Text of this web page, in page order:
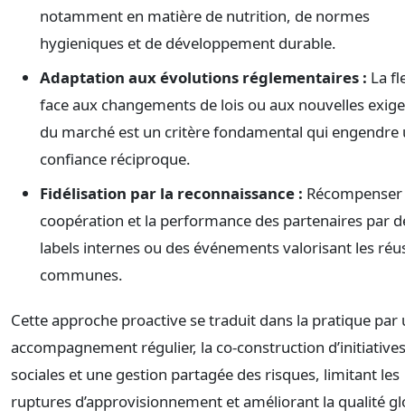
notamment en matière de nutrition, de normes
hygieniques et de développement durable.
Adaptation aux évolutions réglementaires : La
face aux changements de lois ou aux nouvelles
du marché est un critère fondamental qui engendre
confiance réciproque.
Fidélisation par la reconnaissance :
coopération et la performance des partenaires par
labels internes ou des événements valorisant les
communes.
Cette approche proactive se traduit dans la pratique par
accompagnement régulier, la co-construction d’initiatives
sociales et une gestion partagée des risques, limitant les
ruptures d’approvisionnement et améliorant la qualité